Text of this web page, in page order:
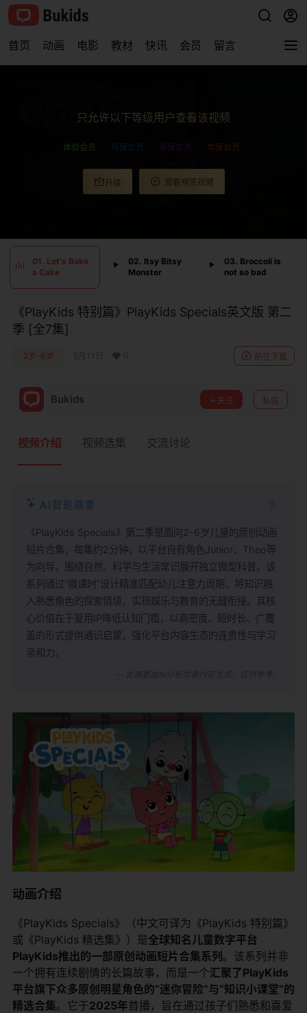
首页 动画 电影 教材 快讯 会员 留言
只允许以下等级用户查看该视频
体验会员 月度会员 季度会员 年度会员
升级 观看预览视频
01. Let's Bake
a Cake
02. Itsy Bitsy
Monster
03. Broccoli is
not so bad
《PlayKids 特别篇》PlayKids Specials英文版 第二
季 [全7集]
2岁-6岁 5月17日 前往下载
Bukids 关注 私信
视频介绍 视频选集 交流讨论
AI智能摘要
《PlayKids Specials》第二季是面向2-6岁儿童的原创动画
短片合集，每集约2分钟，以平台自有角色Junior、Theo等
为向导，围绕自然、科学与生活常识展开独立微型科普。该
系列通过“微课时”设计精准匹配幼儿注意力周期，将知识融
入熟悉角色的探索情境，实现娱乐与教育的无缝衔接。其核
心价值在于复用IP降低认知门槛，以高密度、短时长、广覆
盖的形式提供通识启蒙，强化平台内容生态的连贯性与学习
亲和力。
动画介绍
《PlayKids Specials》（中文可译为《PlayKids 特别篇》
或《PlayKids 精选集》）是全球知名儿童数字平台
PlayKids推出的一部原创动画短片合集系列 。该系列并非
一个拥有连续剧情的长篇故事，而是一个汇聚了PlayKids
平台旗下众多原创明星角色的“迷你冒险”与“知识小课堂”的
精选合集。它于2025年首播，旨在通过孩子们熟悉和喜爱